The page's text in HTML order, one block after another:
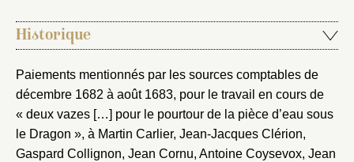
Historique
Paiements mentionnés par les sources comptables de
décembre 1682 à août 1683, pour le travail en cours de
« deux vazes […] pour le pourtour de la pièce d’eau sous
le Dragon », à Martin Carlier, Jean-Jacques Clérion,
Gaspard Collignon, Jean Cornu, Antoine Coysevox, Jean